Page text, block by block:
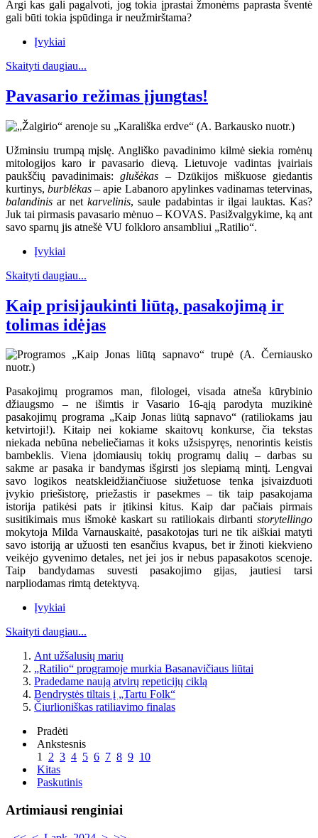
Argi kas gali pagalvoti, jog tokia įprastai žmonėms paprasta šventė
gali būti tokia įspūdinga ir neužmirštama?
Įvykiai
Skaityti daugiau...
Pavasario režimas įjungtas!
Užminsiu trumpą mįslę. Angliško pavadinimo kilmė siekia romėnų
mitologijos karo ir pavasario dievą. Lietuvoje vadintas įvairiais
paukščių pavadinimais:glušėkas – Dzūkijos miškuose giedantis
kurtinys,burblėkas– apie Labanoro apylinkes vadinamas tetervinas,
balandinisar netkarvelinis, saule padabintas ir ilgai lauktas. Kas?
Juk tai pirmasis pavasario mėnuo – KOVAS. Pasižvalgykime, ką ant
savo sparnų jis atnešė VU folkloro ansambliui „Ratilio“.
Įvykiai
Skaityti daugiau...
Kaip prisijaukinti liūtą, pasakojimą ir
tolimas idėjas
Pasakojimų programos man, filologei, visada atneša kūrybinio
džiaugsmo – ne išimtis ir Vasario 16-ąją parodyta muzikinė
pasakojimų programa „Kaip Jonas liūtą sapnavo“ (ratiliokams jau
ketvirtoji!). Kitaip nei kokiame skaitovų konkurse, čia tekstas
niekada nebūna nebeliečiamas it koks užsispyręs, nenorintis keistis
bambeklis. Viena įdomiausių tokių programų dalių – darbas su
sakme ar pasaka ir bandymas išgirsti jos slepiamą mintį. Lengvai
savo logikos neatskleidžiančiuose siužetuose tenka įsivaizduoti
įvykio priešistorę, priežastis ir pasekmes – tik taip pasakojama
istorija patikėsi pats ir įtikinsi kitus. Kaip dar pačiais pirmais
susitikimais mus išmokė kaskart su ratiliokais dirbanti storytellingo
mokytoja Milda Varnauskaitė, pasakotojas turi ne tik aiškiai matyti
savo istoriją ar užuosti ten esančius kvapus, bet ir žinoti kiekvieno
veikėjo gyvenimo detales, net jei jos ir nebus papasakotos scenoje.
Taip bandydamas suvesti pasakojimo gijas, jautiesi tarsi
narpliodamas rimtą detektyvą.
Įvykiai
Skaityti daugiau...
Ant užšalusių marių
„Ratilio“ programoje murkia Basanavičiaus liūtai
Pradedame naują atvirų repeticijų ciklą
Bendrystės tiltais į „Tartu Folk“
Čiurlioniškas ratiliavimo finalas
Pradėti
Ankstesnis
1 2 3 4 5 6 7 8 9 10
Kitas
Paskutinis
Artimiausi renginiai